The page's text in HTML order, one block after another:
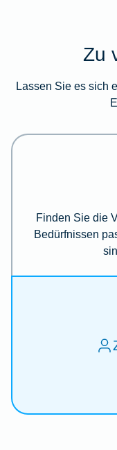
Zu
Lassen Sie es sich
Finden Sie die
Bedürfnissen